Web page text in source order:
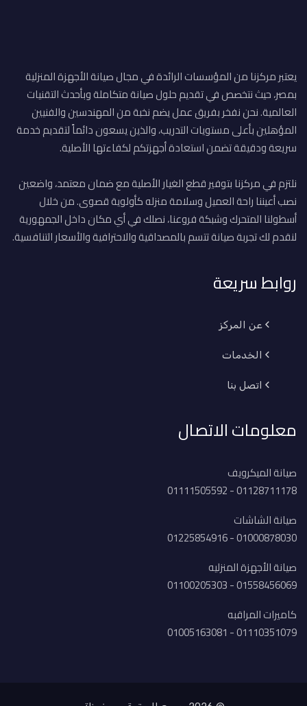
يعتبر مركزنا من المؤسسات الرائدة في مجال صيانة الأجهزة المنزلية
بمصر، حيث نتخصص في تقديم حلول صيانة متكاملة وبأحدث التقنيات
العالمية. نحن نفخر بفريق عمل يضم نخبة من المهندسين والفنيين
المؤهلين بأعلى مستويات التدريب، والذين يسعون دائماً لتقديم خدمة
سريعة ودقيقة تضمن استعادة أجهزتكم لكفاءتها الأصلية.
نلتزم في مركزنا بتوفير قطع الغيار الأصلية مع ضمان معتمد، واضعين
نصب أعيننا راحة العميل وسلامة منزله كأولوية قصوى. من خلال
أسطولنا المتحرك وشبكة فروعنا، نصلك في أي مكان داخل الجمهورية
لنقدم لك تجربة صيانة تتسم بالمصداقية والاحترافية والأسعار التنافسية.
روابط سريعة
عن المركز
الخدمات
اتصل بنا
معلومات الاتصال
صيانة الميكرويف
01128711178 - 01111505592
صيانة الشاشات
01000878030 - 01225854916
صيانة الأجهزة المنزليه
01558456069 - 01100205303
كاميرات المراقبه
01110351079 - 01005163081